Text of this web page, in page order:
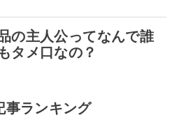
の主人公ってなんで誰
タメ口なの？
事ランキング